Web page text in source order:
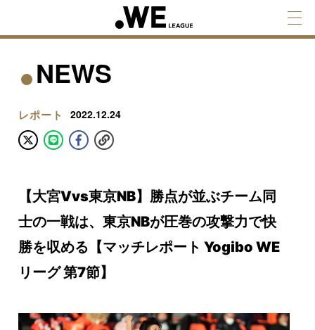
NEWS
レポート 2022.12.24
【大宮Vvs東京NB】勝点が並ぶチーム同
士の一戦は、東京NBが圧巻の攻撃力で快
勝を収める【マッチレポート Yogibo WE
リーグ 第7節】